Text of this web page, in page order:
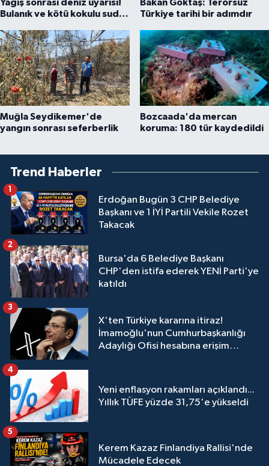
Yağış sonrası deniz uyarısı!
Bulanık ve kötü kokulu suda
Bakan Göktaş: Terörsüz
Türkiye tarihi bir adımdır
Muğla Seydikemer'de
yangın sonrası seferberlik
Bozcaada'da mercan
koruma: 180 tür kaydedildi
Trend Haberler
Erdoğan Bugün 3 CHP Belediye
Başkanı ve 1 İYİ Partili Vekile Rozet
Takacak
1
Bursa'da 6 Belediye Başkanı
CHP'den istifa ederek YENİ Parti'ye
katıldı
2
X'ten Türkiye kararına itiraz!
İmamoğlu'nun Cumhurbaşkanlığı
Adaylığı Ofisi hesabına erişim
3
Yeni enflasyon rakamları açıklandı...
Yıllık TÜFE yüzde 31,75'e yükseldi
4
Kerem Kazaz Finlandiya Rallisi'nde
Mücadele Edecek
5